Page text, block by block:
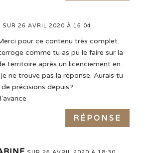
SUR 26 AVRIL 2020 À 16:04
pour ce contenu très complet.
comme tu as pu le faire sur la
territoire après un licenciement en
ne trouve pas la réponse. Aurais tu
précisions depuis?
RÉPONSE